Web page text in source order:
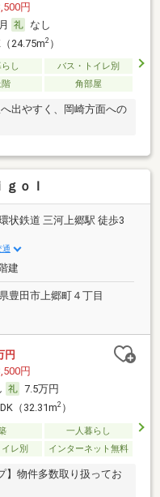
円
なし
24.75m2）
し
バス・トイレ別
階 角部屋
出やすく、岡崎方面への
ｏＩ
状鉄道 三河上郷駅 徒歩3
通
建
豊田市上郷町４丁目
円
円
7.5万円
（32.31m2）
一人暮らし
レ別 インターネット無料
】物件多数取り扱ってお